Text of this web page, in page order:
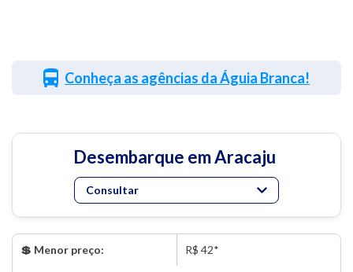
Conheça as agências da Águia Branca!
Desembarque em Aracaju
Consultar
💲 Menor preço: R$ 42*